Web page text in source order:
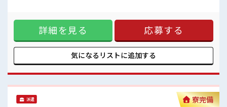
お財布にやさしい♪
制服は無料貸与！
ロッカー・休憩室完備！
荷物が多い方も安心ですね♪
無料送迎バスあり！
手企業同士の合弁会社 ◆経験はもちろん学歴も不問！ お仕事
だけじゃない◎住まいだってご提供します(*≧∀≦)ゞ (1)寮費
5万円の補助あり (2)TV/冷蔵庫/洗濯機/電子レンジ/エアコンな
どは備え付け (3)駐車場完備なのでマイカー持ち込みOK など
など... 赴任時は現地までの移動交通費も規定支給！ ■職場の
雰囲気 キバツ過ぎなければ髪のカラーリングOK！ 社員食堂
無料貸与！ ロッカー・休憩室完備！ 荷物が多い方も安心です
ね♪ 無料送迎バスあり！ #ryo
詳細を見る 応募する
気になるリストに追加する
派遣 寮完備